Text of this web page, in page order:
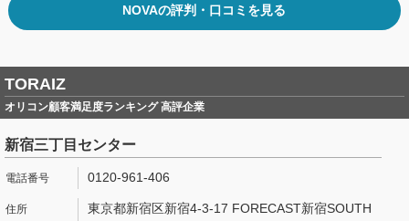
NOVAの評判・口コミを見る
TORAIZ
オリコン顧客満足度ランキング 高評企業
新宿三丁目センター
0120-961-406
東京都新宿区新宿4-3-17 FORECAST新宿SOUTH